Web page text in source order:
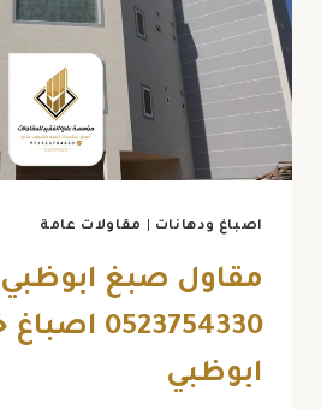
ابوظبي
اصباغ ودهانات مقاولات عامة
مقاول صبغ
0523754330
ابوظبي